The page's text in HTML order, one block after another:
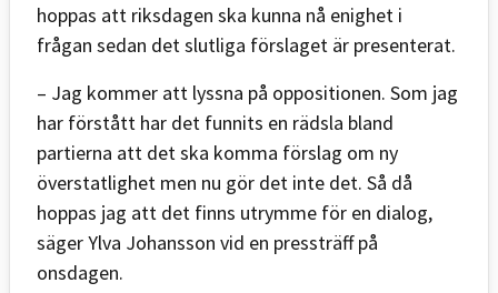
hoppas att riksdagen ska kunna nå enighet i
frågan sedan det slutliga förslaget är presenterat.
– Jag kommer att lyssna på oppositionen. Som jag
har förstått har det funnits en rädsla bland
partierna att det ska komma förslag om ny
överstatlighet men nu gör det inte det. Så då
hoppas jag att det finns utrymme för en dialog,
säger Ylva Johansson vid en pressträff på
onsdagen.